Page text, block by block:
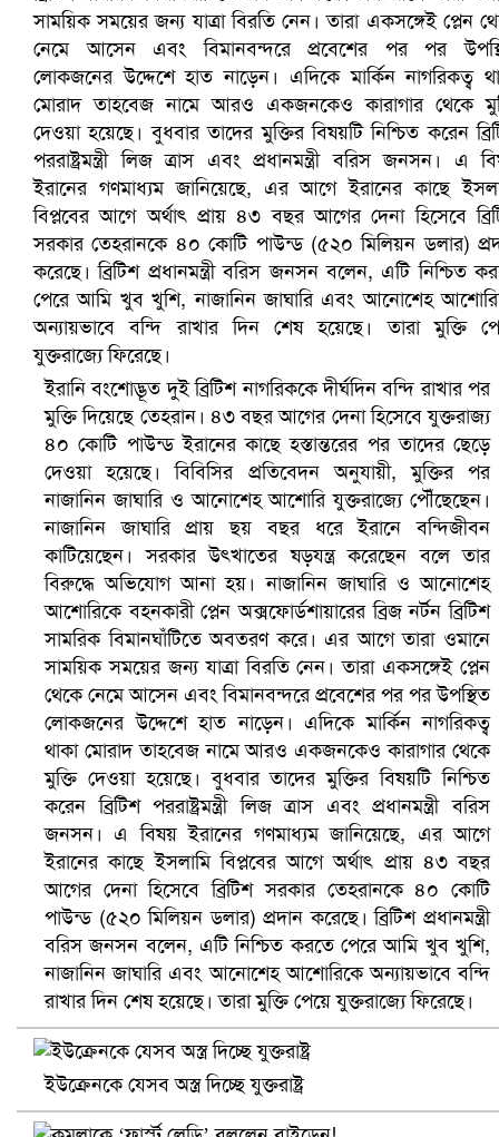
প্রোটিয়াদের হারিয়ে বিশ্বকাপের শিরোপা ঘরে তুলল ভারত
সৌদিতে ব্যাপক ধরপাকড়, এক সপ্তাহেই ২১ হাজারের বেশি
বৈষম্যবিরোধী ছাত্র আন্দোলনের সাধারণ সম্পাদকের পদত্যাগ
ভিউ বাড়াতে রাম দা হাতে ফেসবুকে ভিডিও পোস্ট শিক্ষকের
ইরানি বংশোদ্ভূত দুই ব্রিটিশ নাগরিককে দীর্ঘদিন বন্দি রাখার পর
মুক্তি দিয়েছে তেহরান। ৪৩ বছর আগের দেনা হিসেবে যুক্তরাজ্য
৪০ কোটি পাউন্ড ইরানের কাছে হস্তান্তরের পর তাদের ছেড়ে
দেওয়া হয়েছে। বিবিসির প্রতিবেদন অনুযায়ী, মুক্তির পর
নাজানিন জাঘারি ও আনোশেহ আশোরি যুক্তরাজ্যে পৌঁছেছেন।
নাজানিন জাঘারি প্রায় ছয় বছর ধরে ইরানে বন্দিজীবন
কাটিয়েছেন। সরকার উৎখাতের ষড়যন্ত্র করেছেন বলে তার
বিরুদ্ধে অভিযোগ আনা হয়। নাজানিন জাঘারি ও আনোশেহ
আশোরিকে বহনকারী প্লেন অক্সফোর্ডশায়ারের ব্রিজ নর্টন ব্রিটিশ
সামরিক বিমানঘাঁটিতে অবতরণ করে। এর আগে তারা ওমানে
সাময়িক সময়ের জন্য যাত্রা বিরতি নেন। তারা একসঙ্গেই প্লেন
থেকে নেমে আসেন এবং বিমানবন্দরে প্রবেশের পর পর উপস্থিত
লোকজনের উদ্দেশে হাত নাড়েন। এদিকে মার্কিন নাগরিকত্ব
থাকা মোরাদ তাহবেজ নামে আরও একজনকেও কারাগার থেকে
মুক্তি দেওয়া হয়েছে। বুধবার তাদের মুক্তির বিষয়টি নিশ্চিত
করেন ব্রিটিশ পররাষ্ট্রমন্ত্রী লিজ ত্রাস এবং প্রধানমন্ত্রী বরিস
জনসন। এ বিষয় ইরানের গণমাধ্যম জানিয়েছে, এর আগে
ইরানের কাছে ইসলামি বিপ্লবের আগে অর্থাৎ প্রায় ৪৩ বছর
আগের দেনা হিসেবে ব্রিটিশ সরকার তেহরানকে ৪০ কোটি
পাউন্ড (৫২০ মিলিয়ন ডলার) প্রদান করেছে। ব্রিটিশ প্রধানমন্ত্রী
বরিস জনসন বলেন, এটি নিশ্চিত করতে পেরে আমি খুব খুশি,
নাজানিন জাঘারি এবং আনোশেহ আশোরিকে অন্যায়ভাবে বন্দি
রাখার দিন শেষ হয়েছে। তারা মুক্তি পেয়ে যুক্তরাজ্যে ফিরেছে।
ইউক্রেনকে যেসব অস্ত্র দিচ্ছে যুক্তরাষ্ট্র